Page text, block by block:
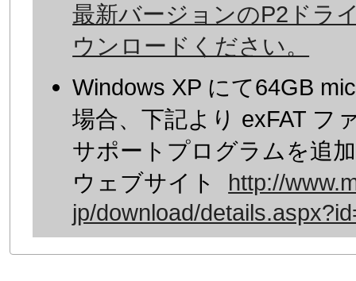
最新バージョンのP2ドラ
ウンロードください。
Windows XP にて64GB
場合、下記より exFAT フ
サポートプログラムを追
ウェブサイト http://
jp/download/